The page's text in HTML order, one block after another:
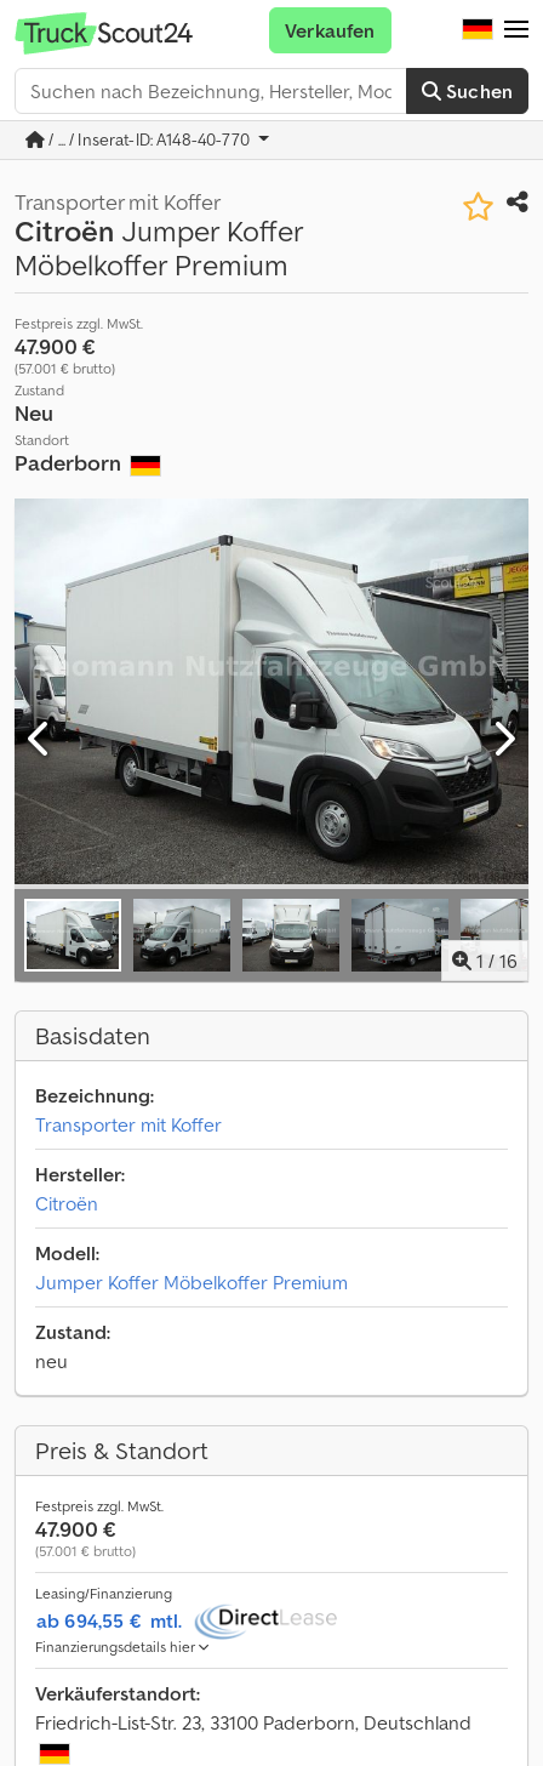
Suchen
Verkaufen
/ ... / Inserat-ID: A148-40-770
Transporter mit Koffer
Citroën Jumper Koffer
Möbelkoffer Premium
Festpreis zzgl. MwSt.
47.900 €
(57.001 € brutto)
Zustand
Neu
Standort
Paderborn
1 / 16
Basisdaten
Bezeichnung:
Transporter mit Koffer
Hersteller:
Citroën
Modell:
Jumper Koffer Möbelkoffer Premium
Zustand:
neu
Preis & Standort
Festpreis zzgl. MwSt.
47.900 €
(57.001 € brutto)
Leasing/Finanzierung
ab 694,55 € mtl.
Finanzierungsdetails hier
Verkäuferstandort:
Friedrich-List-Str. 23, 33100 Paderborn, Deutschland